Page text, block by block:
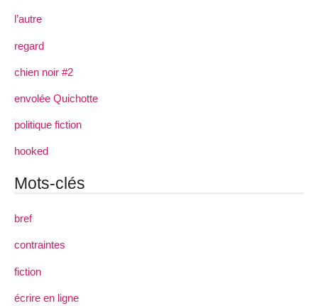
l’autre
regard
chien noir #2
envolée Quichotte
politique fiction
hooked
Mots-clés
bref
contraintes
fiction
écrire en ligne